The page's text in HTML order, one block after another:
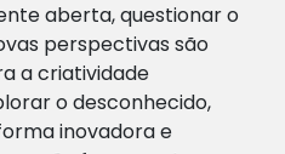
aberta, questionar o
perspectivas são
a criatividade
o desconhecido,
inovadora e